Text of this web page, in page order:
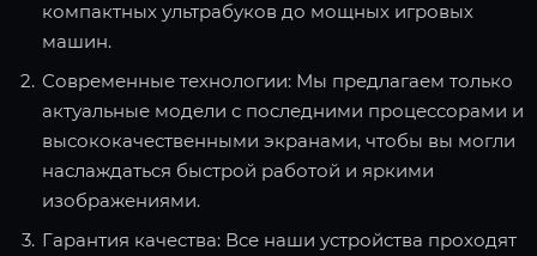
компактных ультрабуков до мощных игровых
машин.
Современные технологии: Мы предлагаем только
актуальные модели с последними процессорами и
высококачественными экранами, чтобы вы могли
наслаждаться быстрой работой и яркими
изображениями.
Гарантия качества: Все наши устройства проходят